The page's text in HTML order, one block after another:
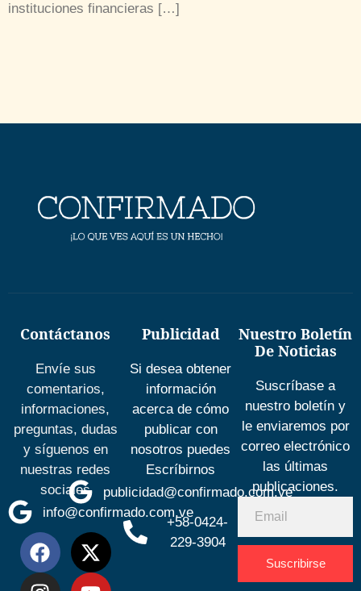
instituciones financieras […]
Contáctanos
Envíe sus
comentarios,
informaciones,
preguntas, dudas
y síguenos en
nuestras redes
sociales
info@confirmado.com.ve
Publicidad
Si desea obtener
información
acerca de cómo
publicar con
nosotros puedes
Escríbirnos
publicidad@confirmado.com.ve
+58-0424-
229-3904
Nuestro Boletín
De Noticias
Suscríbase a
nuestro boletín y
le enviaremos por
correo electrónico
las últimas
publicaciones.
Suscribirse